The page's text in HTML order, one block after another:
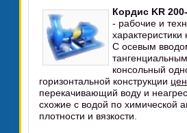
Кордис KR
- рабочие и
характеристики
С осевым
консольный
горизонтальной конструкции
перекачивающий воду и
схожие с водой по химической
плотности и вязкости.